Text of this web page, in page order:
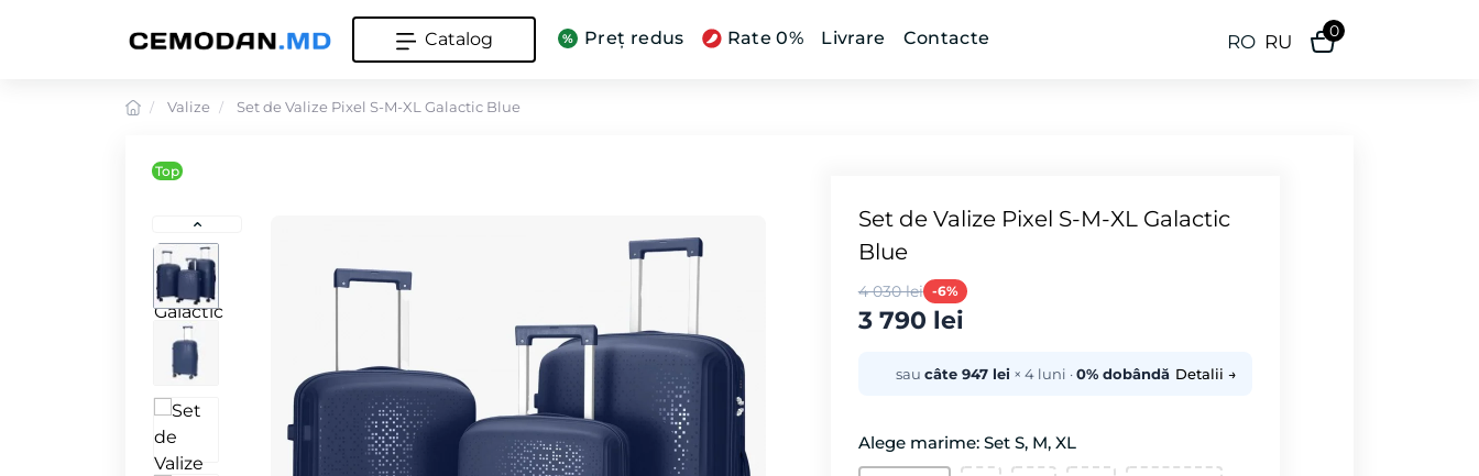
Catalog Preț redus Rate 0% Livrare Contacte RO RU 0
Valize Set de Valize Pixel S-M-XL Galactic Blue
Top
Set de Valize Pixel S-M-XL Galactic
Blue
4 030 lei -6%
3 790 lei
sau câte 947 lei × 4 luni ·0% dobândă Detalii →
Alege marime: Set S, M, XL